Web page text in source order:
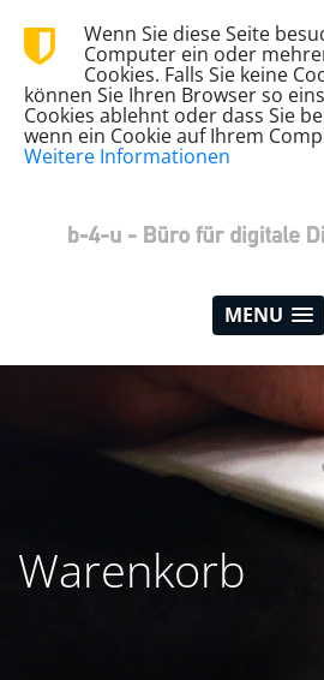
Wenn Sie diese Seite
Computer ein oder
Cookies. Falls Sie keine
können Sie Ihren Browser so
Cookies ablehnt oder dass Sie
wenn ein Cookie auf Ihrem
Weitere Informationen
MENU
Warenkorb